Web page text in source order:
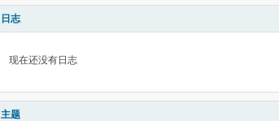
日志
现在还没有日志
主题